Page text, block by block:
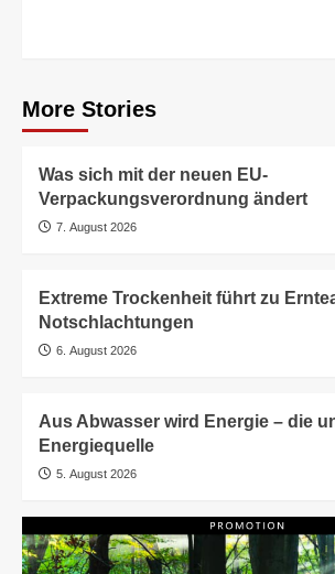
More Stories
Was sich mit der neuen EU-
Verpackungsverordnung ändert
7. August 2026
Extreme Trockenheit führt zu
Notschlachtungen
6. August 2026
Aus Abwasser wird Energie – die
Energiequelle
5. August 2026